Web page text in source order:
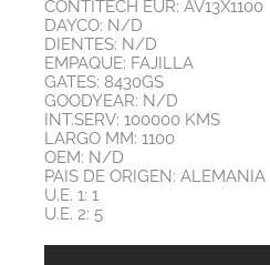
CONTITECH EUR: AV13X1100
DAYCO: N/D
DIENTES: N/D
EMPAQUE: FAJILLA
GATES: 8430GS
GOODYEAR: N/D
INT.SERV: 100000 KMS
LARGO MM: 1100
OEM: N/D
PAIS DE ORIGEN: ALEMANIA
U.E. 1: 1
U.E. 2: 5